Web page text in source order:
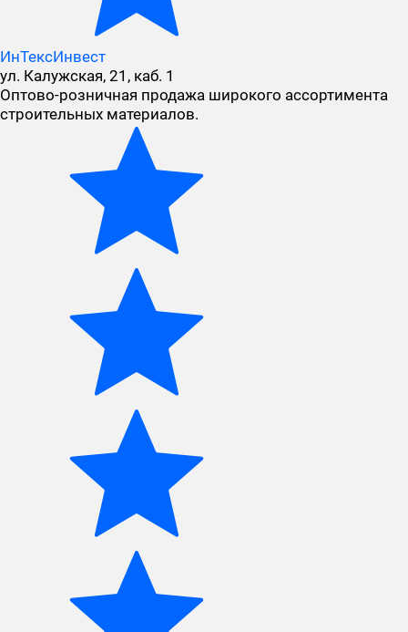
ИнТексИнвест
ул. Калужская, 21, каб. 1
Оптово-розничная продажа широкого ассортимента
строительных материалов.